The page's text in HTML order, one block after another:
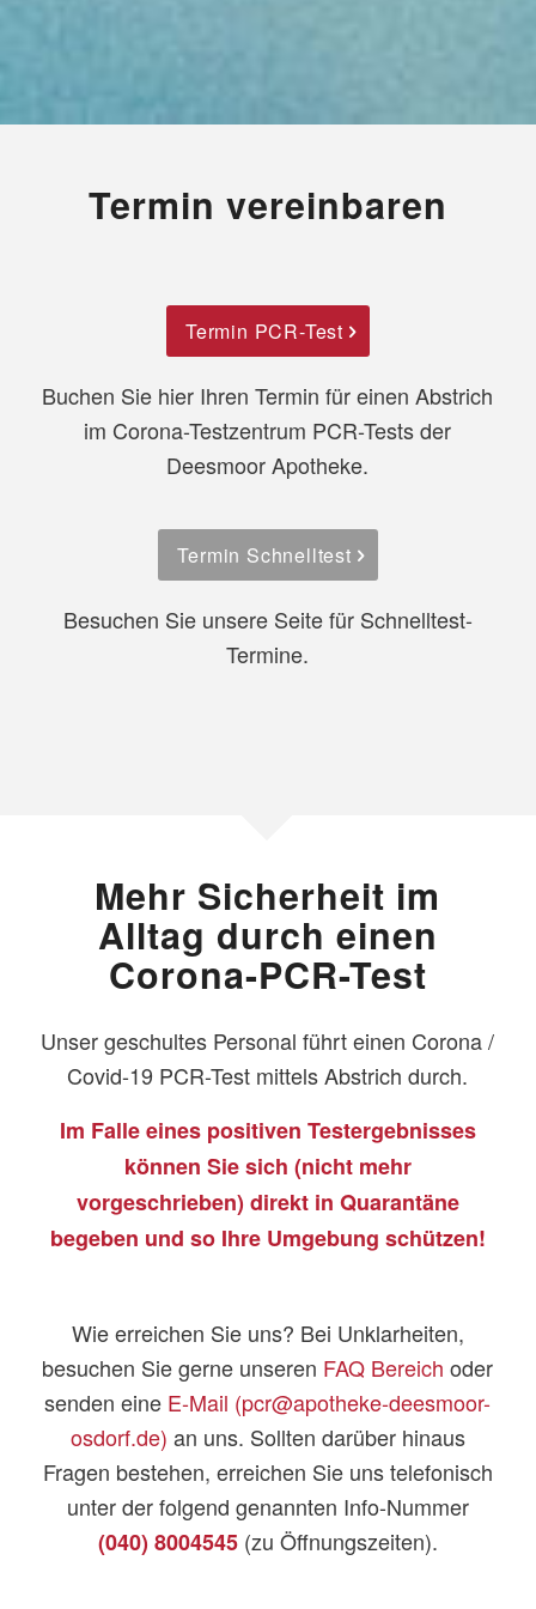
Termin vereinbaren
Termin PCR-Test
Buchen Sie hier Ihren Termin für einen Abstrich
im Corona-Testzentrum PCR-Tests der
Deesmoor Apotheke.
Termin Schnelltest
Besuchen Sie unsere Seite für Schnelltest-
Termine.
Mehr Sicherheit im
Alltag durch einen
Corona-PCR-Test
Unser geschultes Personal führt einen Corona /
Covid-19 PCR-Test mittels Abstrich durch.
Im Falle eines positiven Testergebnisses
können Sie sich (nicht mehr
vorgeschrieben) direkt in Quarantäne
begeben und so Ihre Umgebung schützen!
Wie erreichen Sie uns? Bei Unklarheiten,
besuchen Sie gerne unseren FAQ Bereich oder
senden eine E-Mail (pcr@apotheke-deesmoor-
osdorf.de) an uns. Sollten darüber hinaus
Fragen bestehen, erreichen Sie uns telefonisch
unter der folgend genannten Info-Nummer
(040) 8004545 (zu Öffnungszeiten).